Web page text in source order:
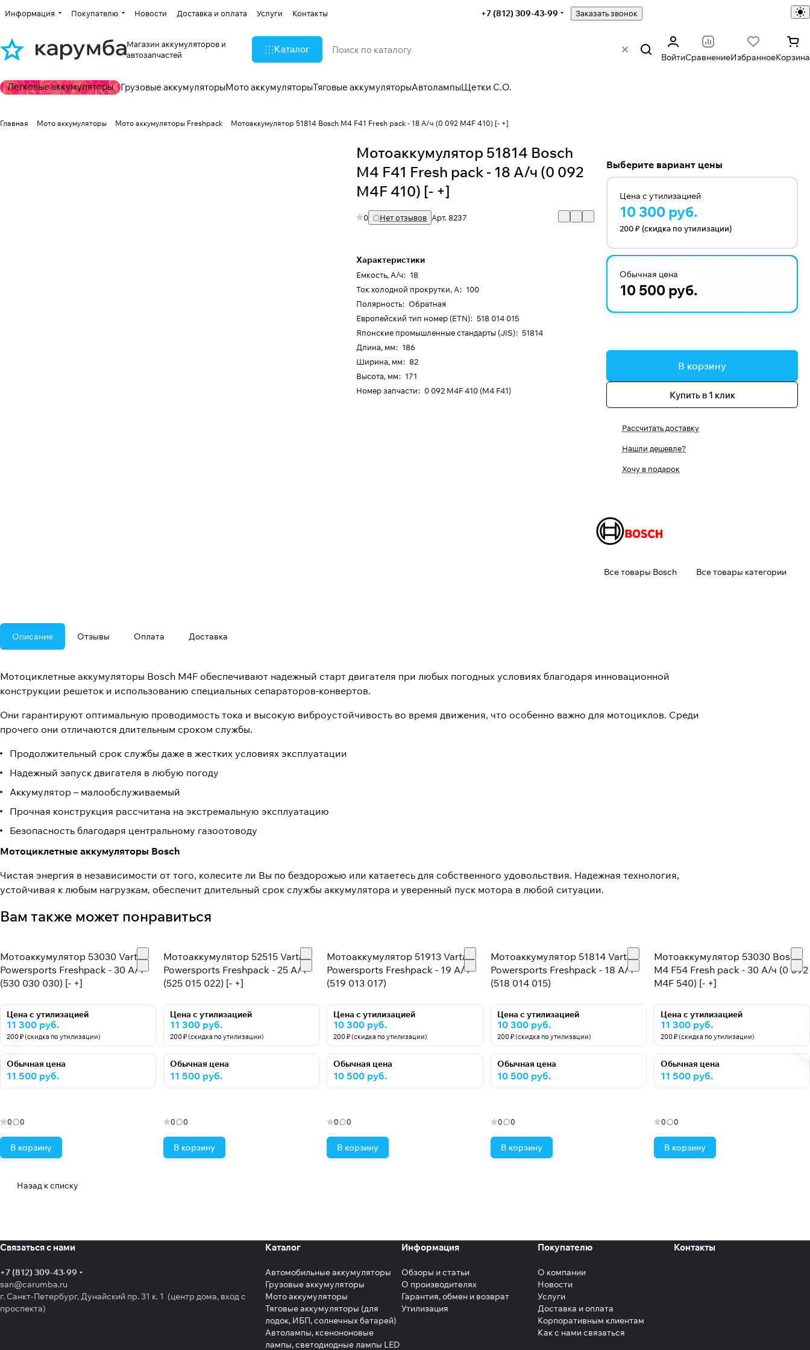
Информация Покупателю Новости Доставка и оплата Услуги Контакты +7 (812) 309-43-99 Заказать звонок
Магазин аккумуляторов и
автозапчастей
Каталог
ВойтиСравнениеИзбранноеКорзина
Легковые аккумуляторы Грузовые аккумуляторыМото аккумуляторыТяговые аккумуляторыАвтолампыЩетки С.О.
Главная Мото аккумуляторы Мото аккумуляторы Freshpack Мотоаккумулятор 51814 Bosch M4 F41 Fresh pack - 18 А/ч (0 092 M4F 410) [- +]
Мотоаккумулятор 51814 Bosch
M4 F41 Fresh pack - 18 А/ч (0 092
M4F 410) [- +]
0 Нет отзывов Арт.8237
Характеристики
Емкость, А/ч: 18
Ток холодной прокрутки, А: 100
Полярность: Обратная
Европейский тип номер (ETN): 518 014 015
Японские промышленные стандарты (JIS): 51814
Длина, мм: 186
Ширина, мм: 82
Высота, мм: 171
Номер запчасти: 0 092 M4F 410 (M4 F41)
Выберите вариант цены
Цена с утилизацией
10 300 руб.
200 ₽ (скидка по утилизации)
Обычная цена
10 500 руб.
В корзину
Купить в 1 клик
Рассчитать доставку
Нашли дешевле?
Хочу в подарок
Все товары Bosch Все товары категории
Описание Отзывы Оплата Доставка
Мотоциклетные аккумуляторы Bosch M4F обеспечивают надежный старт двигателя при любых погодных условиях благодаря инновационной
конструкции решеток и использованию специальных сепараторов-конвертов.
Они гарантируют оптимальную проводимость тока и высокую виброустойчивость во время движения, что особенно важно для мотоциклов. Среди
прочего они отличаются длительным сроком службы.
Продолжительный срок службы даже в жестких условиях эксплуатации
Надежный запуск двигателя в любую погоду
Аккумулятор – малообслуживаемый
Прочная конструкция рассчитана на экстремальную эксплуатацию
Безопасность благодаря центральному газоотоводу
Мотоциклетные аккумуляторы Bosch
Чистая энергия в независимости от того, колесите ли Вы по бездорожью или катаетесь для собственного удовольствия. Надежная технология,
устойчивая к любым нагрузкам, обеспечит длительный срок службы аккумулятора и уверенный пуск мотора в любой ситуации.
Вам также может понравиться
Мотоаккумулятор 53030 Varta
Powersports Freshpack - 30 А/ч
(530 030 030) [- +]
Цена с утилизацией
11 300 руб.
200 ₽ (скидка по утилизации)
Обычная цена
11 500 руб.
0 0
В корзину
Мотоаккумулятор 52515 Varta
Powersports Freshpack - 25 А/ч
(525 015 022) [- +]
Цена с утилизацией
11 300 руб.
200 ₽ (скидка по утилизации)
Обычная цена
11 500 руб.
0 0
В корзину
Мотоаккумулятор 51913 Varta
Powersports Freshpack - 19 А/ч
(519 013 017)
Цена с утилизацией
10 300 руб.
200 ₽ (скидка по утилизации)
Обычная цена
10 500 руб.
0 0
В корзину
Мотоаккумулятор 51814 Varta
Powersports Freshpack - 18 А/ч
(518 014 015)
Цена с утилизацией
10 300 руб.
200 ₽ (скидка по утилизации)
Обычная цена
10 500 руб.
0 0
В корзину
Мотоаккумулятор 53030 Bosch
M4 F54 Fresh pack - 30 А/ч (0 092
M4F 540) [- +]
Цена с утилизацией
11 300 руб.
200 ₽ (скидка по утилизации)
Обычная цена
11 500 руб.
0 0
В корзину
Назад к списку
Связаться с нами
+7 (812) 309-43-99
san@carumba.ru
г. Санкт-Петербург, Дунайский пр. 31 к. 1 (центр дома, вход с
проспекта)
Каталог
Автомобильные аккумуляторы
Грузовые аккумуляторы
Мото аккумуляторы
Тяговые аккумуляторы (для
лодок, ИБП, солнечных батарей)
Автолампы, ксенононовые
лампы, светодиодные лампы LED
Информация
Обзоры и статьи
О производителях
Гарантия, обмен и возврат
Утилизация
Покупателю
О компании
Новости
Услуги
Доставка и оплата
Корпоративным клиентам
Как с нами связаться
Контакты